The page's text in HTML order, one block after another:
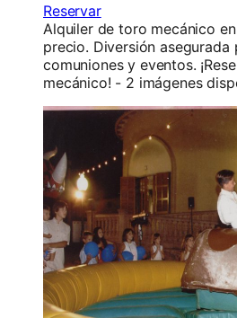
Reservar
Alquiler de toro mecánico
precio. Diversión asegurada
comuniones y eventos.
mecánico! - 2 imágenes